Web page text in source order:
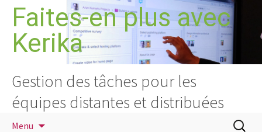
Aller
contenu
Faites-en plus avec
Kerika
Gestion des tâches pour les
équipes distantes et distribuées
Menu